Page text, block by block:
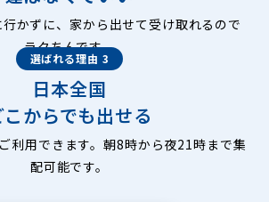
かずに、家から出せて受け取れるので
ラクちんです。
選ばれる理由 3
日本全国
こからでも出せる
利用できます。朝8時から夜21時まで集
配可能です。